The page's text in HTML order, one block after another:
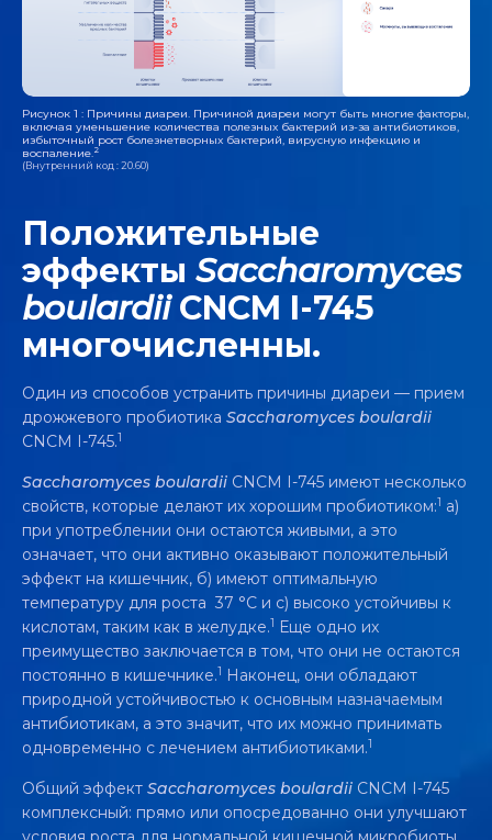
Рисунок 1 : Причины диареи. Причиной диареи могут быть многие факторы,
включая уменьшение количества полезных бактерий из-за антибиотиков,
избыточный рост болезнетворных бактерий, вирусную инфекцию и
воспаление.2
(Внутренний код : 20.60)
Положительные
эффекты Saccharomyces
boulardiiCNCM I-745
многочисленны.
Один из способов устранить причины диареи — прием
дрожжевого пробиотика Saccharomyces boulardii
CNCM I-745.1
Saccharomyces boulardii CNCM I-745 имеют несколько
свойств, которые делают их хорошим пробиотиком:1 a)
при употреблении они остаются живыми, а это
означает, что они активно оказывают положительный
эффект на кишечник, б) имеют оптимальную
температуру для роста 37 °C и c) высоко устойчивы к
кислотам, таким как в желудке.1 Еще одно их
преимущество заключается в том, что они не остаются
постоянно в кишечнике.1 Наконец, они обладают
природной устойчивостью к основным назначаемым
антибиотикам, а это значит, что их можно принимать
одновременно с лечением антибиотиками.1
Общий эффект Saccharomyces boulardii CNCM I-745
комплексный: прямо или опосредованно они улучшают